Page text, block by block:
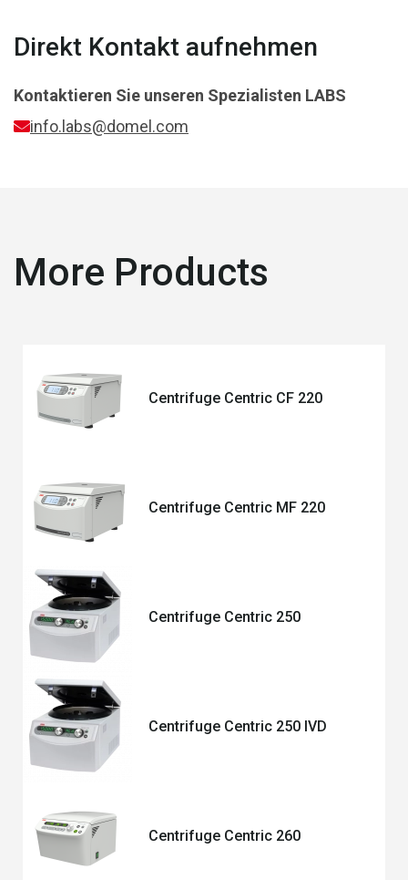
Direkt Kontakt aufnehmen
Kontaktieren Sie unseren Spezialisten LABS
info.labs@domel.com
More Products
Centrifuge Centric CF 220
Centrifuge Centric MF 220
Centrifuge Centric 250
Centrifuge Centric 250 IVD
Centrifuge Centric 260